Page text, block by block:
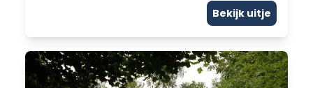
Bekijk uitje